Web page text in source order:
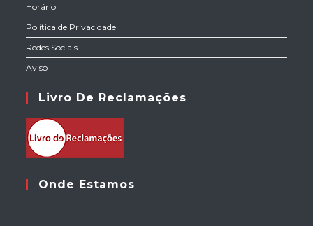
Horário
Política de Privacidade
Redes Sociais
Aviso
Livro De Reclamações
Onde Estamos